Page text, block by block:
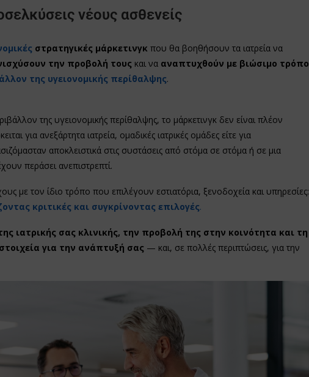
νέους ασθενείς
στρατηγικές μάρκετινγκ που θα βοηθήσουν τα ιατρεία να
την προβολή τους και να αναπτυχθούν με βιώσιμο τρόπο
της υγειονομικής περίθαλψης.
της υγειονομικής περίθαλψης, το μάρκετινγκ δεν είναι πλέον
για ανεξάρτητα ιατρεία, ομαδικές ιατρικές ομάδες είτε για
αποκλειστικά στις συστάσεις από στόμα σε στόμα ή σε μια
περάσει ανεπιστρεπτί.
με τον ίδιο τρόπο που επιλέγουν εστιατόρια, ξενοδοχεία και υπηρεσίες:
κριτικές και συγκρίνοντας επιλογές.
ιατρικής σας κλινικής, την προβολή της στην κοινότητα και τη
για την ανάπτυξή σας — και, σε πολλές περιπτώσεις, για την